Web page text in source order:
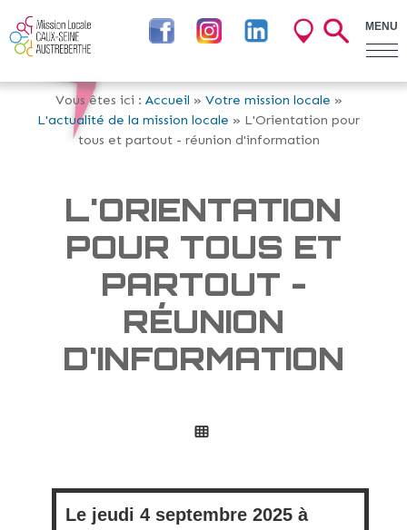
MENU
Vous êtes ici : Accueil » Votre mission locale »
L'actualité de la mission locale » L'Orientation pour
tous et partout - réunion d'information
L'ORIENTATION
POUR TOUS ET
PARTOUT -
RÉUNION
D'INFORMATION
Le jeudi 4 septembre 2025 à